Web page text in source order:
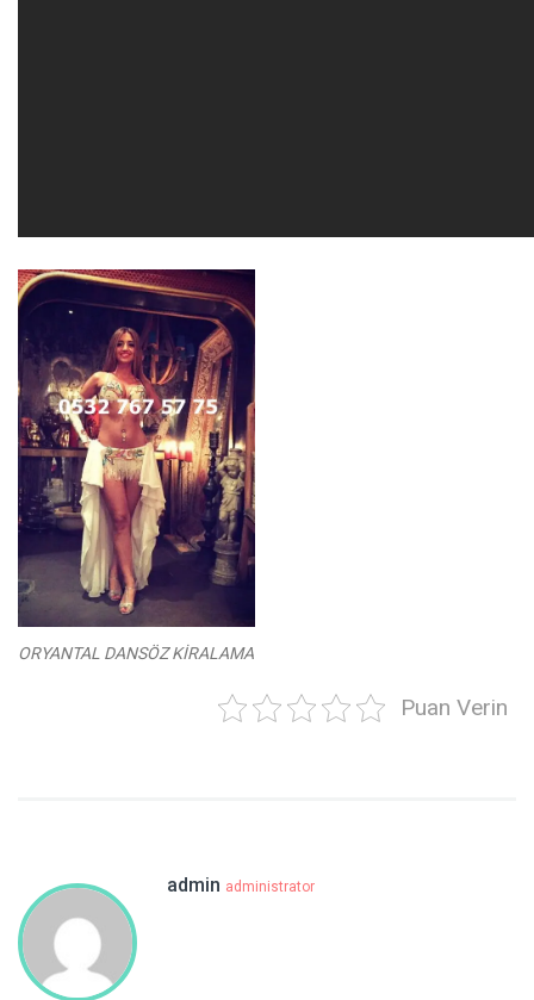
ORYANTAL DANSÖZ KİRALAMA
Puan Verin
admin administrator